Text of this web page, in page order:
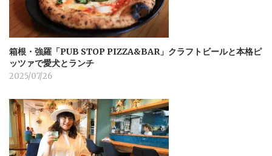
箱根・強羅「PUB STOP PIZZA&BAR」クラフトビールと本格ピ
ッツァで愛犬とランチ
2025/07/26